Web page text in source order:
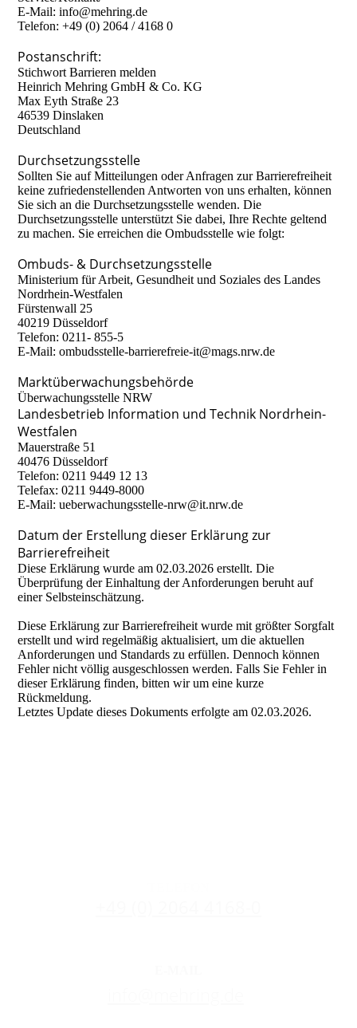
E-Mail: info@mehring.de
Telefon: +49 (0) 2064 / 4168 0
Postanschrift:
Stichwort Barrieren melden
Heinrich Mehring GmbH & Co. KG
Max Eyth Straße 23
46539 Dinslaken
Deutschland
Durchsetzungsstelle
Sollten Sie auf Mitteilungen oder Anfragen zur Barrierefreiheit
keine zufriedenstellenden Antworten von uns erhalten, können
Sie sich an die Durchsetzungsstelle wenden. Die
Durchsetzungsstelle unterstützt Sie dabei, Ihre Rechte geltend
zu machen. Sie erreichen die Ombudsstelle wie folgt:
Ombuds- & Durchsetzungsstelle
Ministerium für Arbeit, Gesundheit und Soziales des Landes
Nordrhein-Westfalen
Fürstenwall 25
40219 Düsseldorf
Telefon: 0211- 855-5
E-Mail: ombudsstelle-barrierefreie-it@mags.nrw.de
Marktüberwachungsbehörde
Überwachungsstelle NRW
Landesbetrieb Information und Technik Nordrhein-
Westfalen
Mauerstraße 51
40476 Düsseldorf
Telefon: 0211 9449 12 13
Telefax: 0211 9449-8000
E-Mail: ueberwachungsstelle-nrw@it.nrw.de
Datum der Erstellung dieser Erklärung zur
Barrierefreiheit
Diese Erklärung wurde am 02.03.2026 erstellt. Die
Überprüfung der Einhaltung der Anforderungen beruht auf
einer Selbsteinschätzung.
Diese Erklärung zur Barrierefreiheit wurde mit größter Sorgfalt
erstellt und wird regelmäßig aktualisiert, um die aktuellen
Anforderungen und Standards zu erfüllen. Dennoch können
Fehler nicht völlig ausgeschlossen werden. Falls Sie Fehler in
dieser Erklärung finden, bitten wir um eine kurze
Rückmeldung.
Letztes Update dieses Dokuments erfolgte am 02.03.2026.